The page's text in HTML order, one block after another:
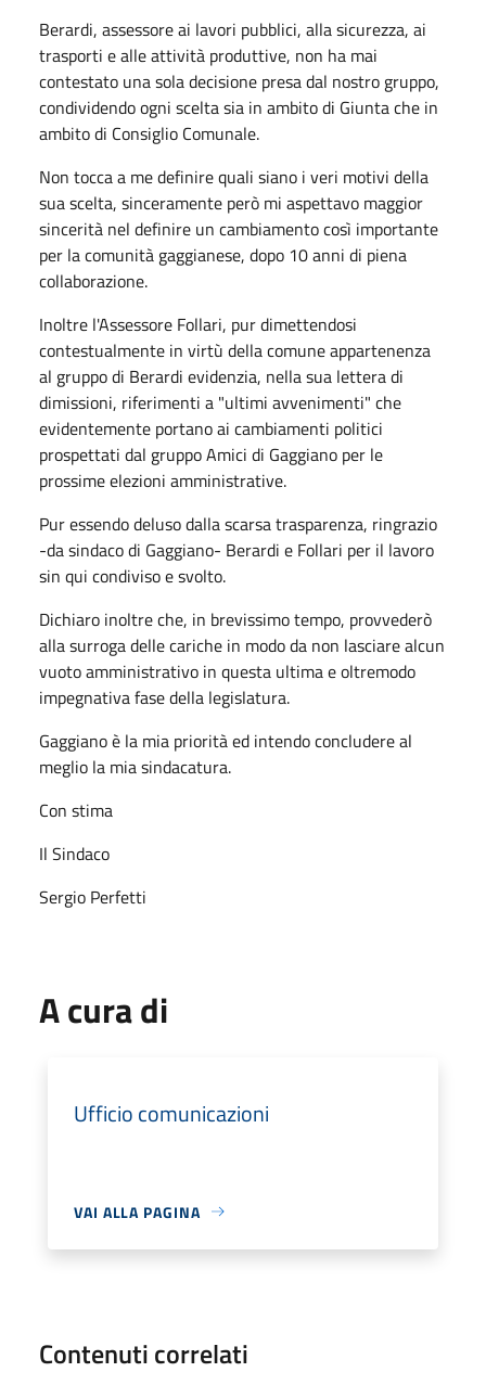
Berardi, assessore ai lavori pubblici, alla sicurezza, ai
trasporti e alle attività produttive, non ha mai
contestato una sola decisione presa dal nostro gruppo,
condividendo ogni scelta sia in ambito di Giunta che in
ambito di Consiglio Comunale.
Non tocca a me definire quali siano i veri motivi della
sua scelta, sinceramente però mi aspettavo maggior
sincerità nel definire un cambiamento così importante
per la comunità gaggianese, dopo 10 anni di piena
collaborazione.
Inoltre l'Assessore Follari, pur dimettendosi
contestualmente in virtù della comune appartenenza
al gruppo di Berardi evidenzia, nella sua lettera di
dimissioni, riferimenti a "ultimi avvenimenti" che
evidentemente portano ai cambiamenti politici
prospettati dal gruppo Amici di Gaggiano per le
prossime elezioni amministrative.
Pur essendo deluso dalla scarsa trasparenza, ringrazio
-da sindaco di Gaggiano- Berardi e Follari per il lavoro
sin qui condiviso e svolto.
Dichiaro inoltre che, in brevissimo tempo, provvederò
alla surroga delle cariche in modo da non lasciare alcun
vuoto amministrativo in questa ultima e oltremodo
impegnativa fase della legislatura.
Gaggiano è la mia priorità ed intendo concludere al
meglio la mia sindacatura.
Con stima
Il Sindaco
Sergio Perfetti
A cura di
Ufficio comunicazioni
VAI ALLA PAGINA
Contenuti correlati